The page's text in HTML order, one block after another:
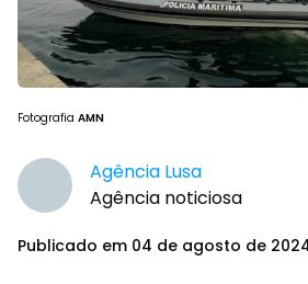
Fotografia AMN
Agência Lusa
Agência noticiosa
Publicado em 04 de agosto de 2024,